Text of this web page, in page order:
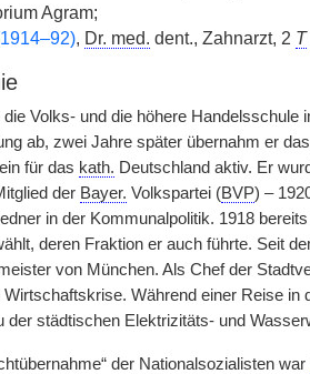
Agram;
, Dr. med. dent., Zahnarzt, 2 T
die Volks- und die höhere
ab, zwei Jahre später übernahm er
für das kath. Deutschland aktiv. Er
der Bayer. Volkspartei (BVP) –
in der Kommunalpolitik. 1918
deren Fraktion er auch führte. Seit
von München. Als Chef der
Wirtschaftskrise. Während einer Reise
der städtischen Elektrizitäts- und
der Nationalsozialisten war